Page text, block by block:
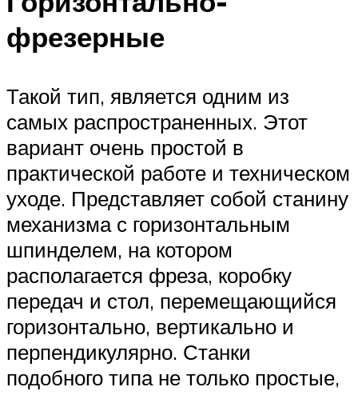
фрезерные
Такой тип, является одним из
самых распространенных. Этот
вариант очень простой в
практической работе и техническом
уходе. Представляет собой станину
механизма с горизонтальным
шпинделем, на котором
располагается фреза, коробку
передач и стол, перемещающийся
горизонтально, вертикально и
перпендикулярно. Станки
подобного типа не только простые,